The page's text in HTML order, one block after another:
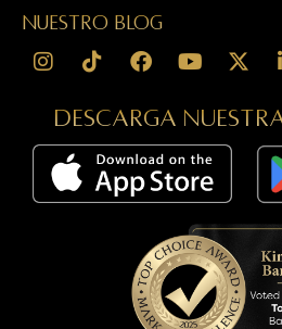
NUESTRO BLOG
Descarga